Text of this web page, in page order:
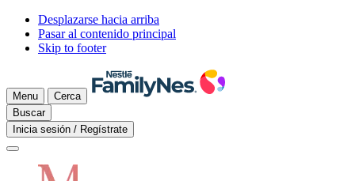
Desplazarse hacia arriba
Pasar al contenido principal
Skip to footer
Menu
Cerca
Buscar
Inicia sesión / Regístrate